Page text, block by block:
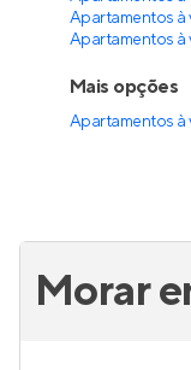
Apartamentos à
Apartamentos à
Mais opções
Apartamentos à
Morar